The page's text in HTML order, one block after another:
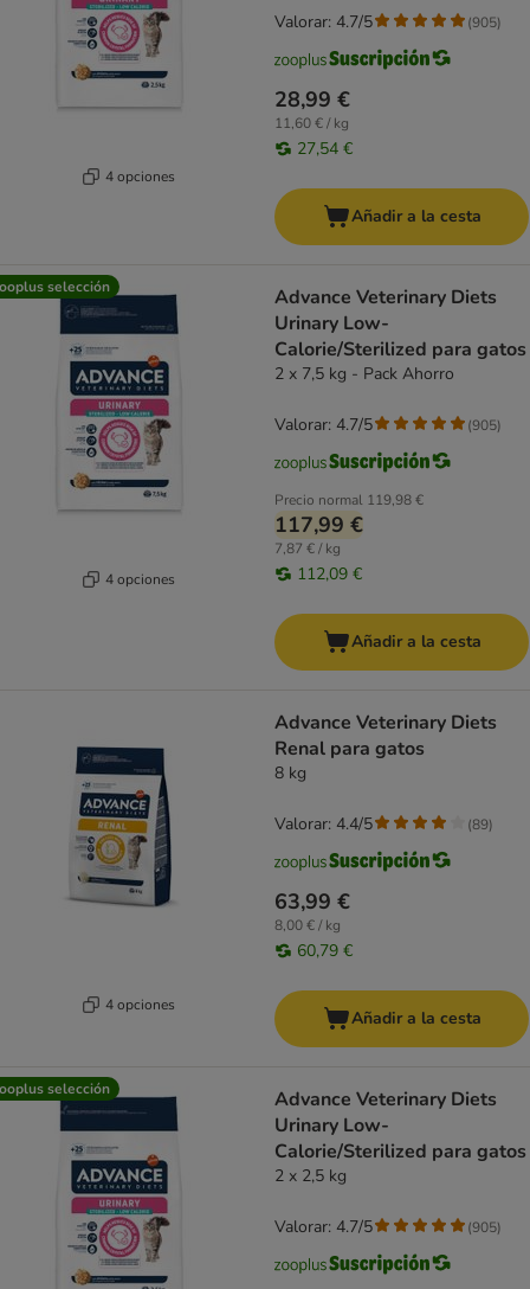
4 opciones
28,99 €
11,60 € / kg
27,54 €
Valorar: 4.7/5 (905)
Añadir a la cesta
selección
4 opciones
Advance Veterinary Diets
Urinary Low-
Calorie/Sterilized para gatos
2 x 7,5 kg - Pack Ahorro
Precio normal 119,98 €
117,99 €
7,87 € / kg
112,09 €
Valorar: 4.7/5 (905)
Añadir a la cesta
4 opciones
Advance Veterinary Diets
Renal para gatos
8 kg
63,99 €
8,00 € / kg
60,79 €
Valorar: 4.4/5 (89)
Añadir a la cesta
selección
Advance Veterinary Diets
Urinary Low-
Calorie/Sterilized para gatos
2 x 2,5 kg
Valorar: 4.7/5 (905)